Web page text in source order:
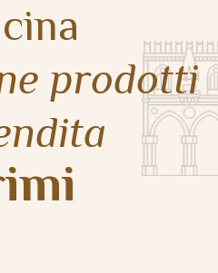
prodotti